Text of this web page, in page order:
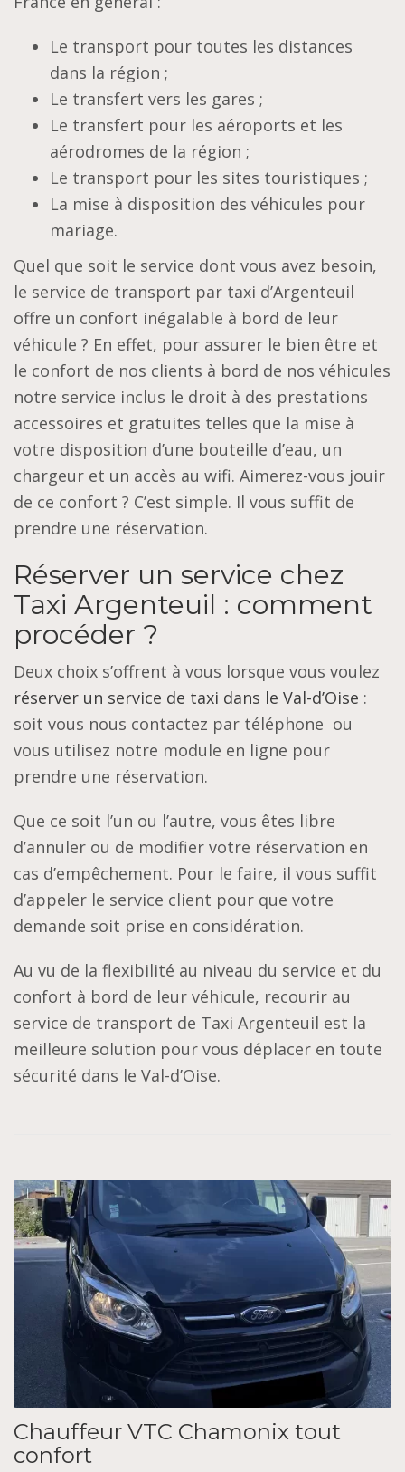
Le transport pour toutes les distances
dans la région ;
Le transfert vers les gares ;
Le transfert pour les aéroports et les
aérodromes de la région ;
Le transport pour les sites touristiques ;
La mise à disposition des véhicules pour
mariage.
Quel que soit le service dont vous avez besoin,
le service de transport par taxi d’Argenteuil
offre un confort inégalable à bord de leur
véhicule ? En effet, pour assurer le bien être et
le confort de nos clients à bord de nos véhicules
notre service inclus le droit à des prestations
accessoires et gratuites telles que la mise à
votre disposition d’une bouteille d’eau, un
chargeur et un accès au wifi. Aimerez-vous jouir
de ce confort ? C’est simple. Il vous suffit de
prendre une réservation.
Réserver un service chez
Taxi Argenteuil : comment
procéder ?
Deux choix s’offrent à vous lorsque vous voulez
réserver un service de taxi dans le Val-d’Oise :
soit vous nous contactez par téléphone ou
vous utilisez notre module en ligne pour
prendre une réservation.
Que ce soit l’un ou l’autre, vous êtes libre
d’annuler ou de modifier votre réservation en
cas d’empêchement. Pour le faire, il vous suffit
d’appeler le service client pour que votre
demande soit prise en considération.
Au vu de la flexibilité au niveau du service et du
confort à bord de leur véhicule, recourir au
service de transport de Taxi Argenteuil est la
meilleure solution pour vous déplacer en toute
sécurité dans le Val-d’Oise.
Chauffeur VTC Chamonix tout
confort